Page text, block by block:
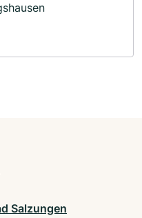
Salzungen